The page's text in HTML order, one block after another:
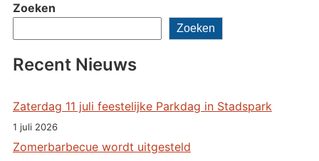
Zoeken
Zoeken
Recent Nieuws
Zaterdag 11 juli feestelijke Parkdag in Stadspark
1 juli 2026
Zomerbarbecue wordt uitgesteld